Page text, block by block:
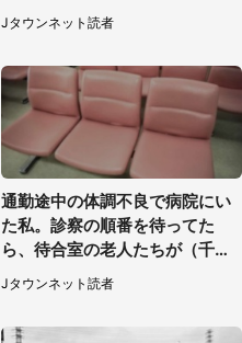
たものは（福岡県・30代女性）
Jタウンネット読者
通勤途中の体調不良で病院にい
た私。診察の順番を待ってた
ら、待合室の老人たちが（千葉
県・50代男性）
Jタウンネット読者